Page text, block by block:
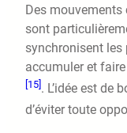
Des mouvements
sont
synchronisent
accumuler et
[15] . L’idée est de
d’éviter toute